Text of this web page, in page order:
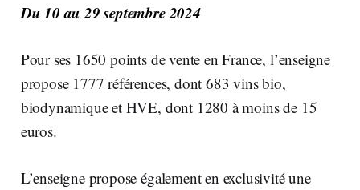
Du 10 au 29 septembre 2024
Pour ses 1650 points de vente en France, l’enseigne
propose 1777 références, dont 683 vins bio,
biodynamique et HVE, dont 1280 à moins de 15
euros.
L’enseigne propose également en exclusivité une